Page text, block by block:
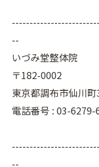
--
いづみ堂整体院
〒182-0002
東京都調布市仙川
電話番号 : 03-6279-
--